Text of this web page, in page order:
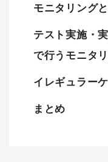
モニタリング
テスト実施・
で行うモニタ
イレギュラー
まとめ